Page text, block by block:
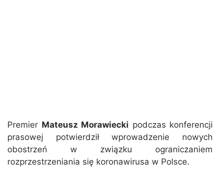
Premier Mateusz Morawiecki podczas konferencji
prasowej potwierdził wprowadzenie nowych
obostrzeń w związku ograniczaniem
rozprzestrzeniania się koronawirusa w Polsce.